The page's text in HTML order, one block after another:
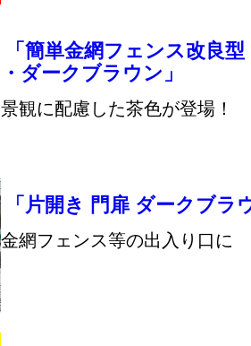
「簡単金網フェンス改良型
・ダークブラウン」
景観に配慮した茶色が登場！
「片開き 門扉 ダークブラ
金網フェンス等の出入り口に